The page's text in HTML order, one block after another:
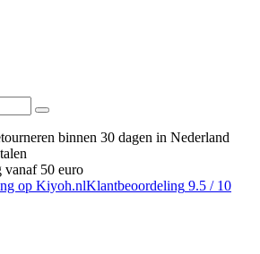
binnen 30 dagen in Nederland
vanaf 50 euro
Klantbeoordeling 9.5 / 10